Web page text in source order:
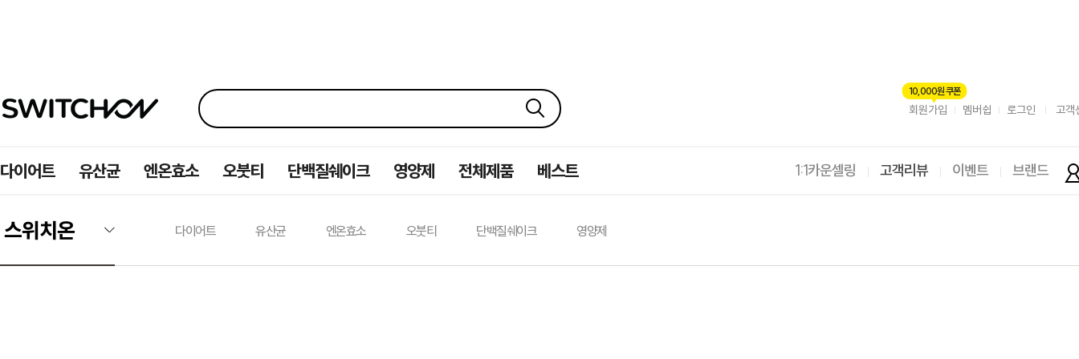
10,000원 쿠폰
회원가입 멤버쉽 로그인 고객
다이어트 유산균 엔온효소 오붓티 단백질쉐이크 영양제 전체제품 베스트 1:1카운셀링 고객리뷰 이벤트 브랜드
스위치온 다이어트 유산균 엔온효소 오붓티 단백질쉐이크 영양제